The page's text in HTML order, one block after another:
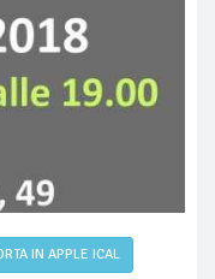
IN APPLE ICAL